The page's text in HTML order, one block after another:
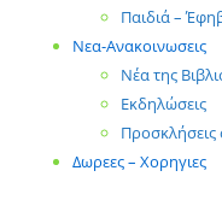
Παιδιά –
Νεα-Ανακοινωσεις
Νέα της
Εκδηλώσεις
Προσκλήσεις
Δωρεες – Χορηγιες